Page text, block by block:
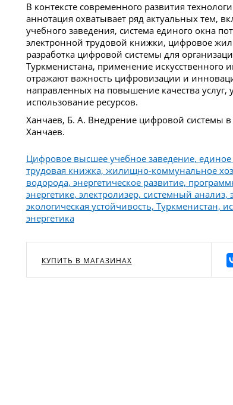
В контексте современного развития
аннотация охватывает ряд актуальных тем,
учебного заведения, система единого окна
электронной трудовой книжки, цифровое
разработка цифровой системы для
Туркменистана, применение искусственного
отражают важность цифровизации и
направленных на повышение качества
использование ресурсов.
Ханчаев, Б. А. Внедрение цифровой системы
Ханчаев.
Цифровое высшее учебное заведение, единое
трудовая книжка, жилищно-коммунальное
водорода, энергетическое развитие,
энергетике, электролизер, системный
экологическая устойчивость, Туркменистан,
энергетика
КУПИТЬ В МАГАЗИНАХ